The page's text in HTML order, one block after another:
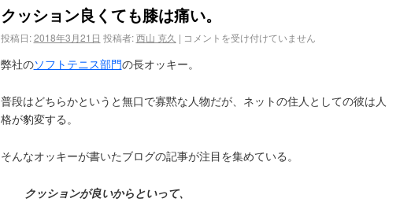
クッション良くても膝は痛い。
投稿日: 2018年3月21日 投稿者: 西山 克久 | コメントを受け付けていません
弊社のソフトテニス部門の長オッキー。
普段はどちらかというと無口で寡黙な人物だが、ネットの住人としての彼は人
格が豹変する。
そんなオッキーが書いたブログの記事が注目を集めている。
クッションが良いからといって、